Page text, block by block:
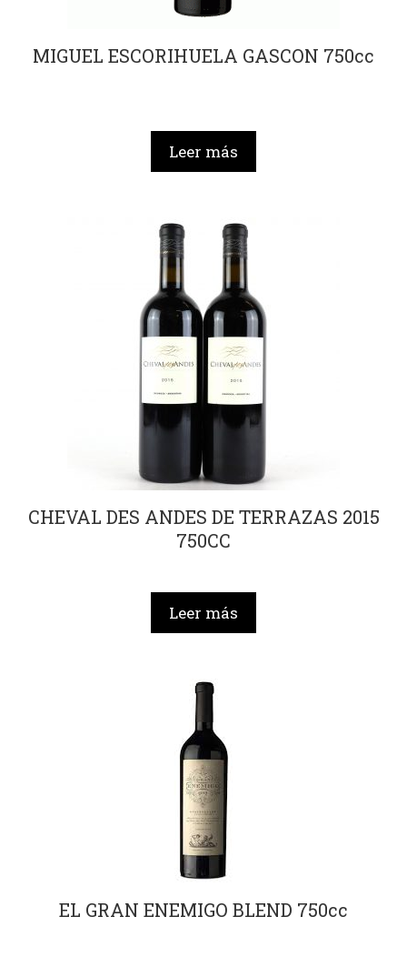
MIGUEL ESCORIHUELA GASCON 750cc
Leer más
CHEVAL DES ANDES DE TERRAZAS 2015
750CC
Leer más
EL GRAN ENEMIGO BLEND 750cc